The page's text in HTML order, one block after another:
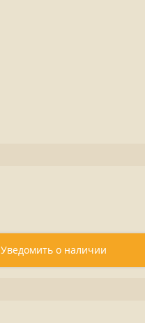
Уведомить о наличии